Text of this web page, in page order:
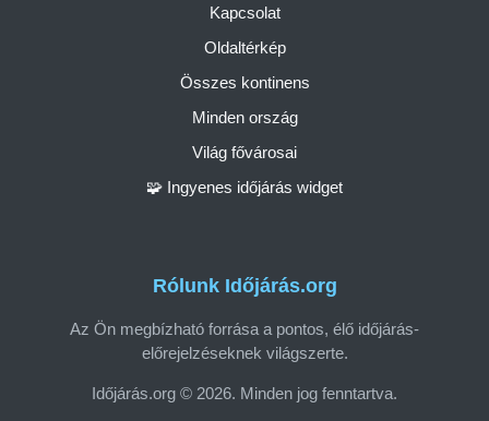
Rólunk Időjárás.org
Az Ön megbízható forrása a pontos, élő időjárás-
előrejelzéseknek világszerte.
Időjárás.org © 2026. Minden jog fenntartva.
Kapcsolat
Oldaltérkép
Összes kontinens
Minden ország
Világ fővárosai
🧩 Ingyenes időjárás widget